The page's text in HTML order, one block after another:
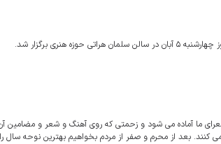
برگزار شد.
ما آماده می شود و زحمتی که روی آهنگ و شعر و مضامین
بعد از محرم و صفر از مردم بخواهیم بهترین نوحه سال را